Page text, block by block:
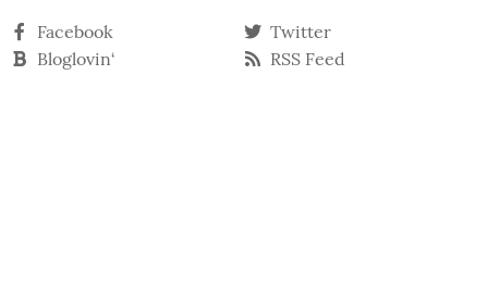
Facebook
Twitter
Bloglovin‘
RSS Feed